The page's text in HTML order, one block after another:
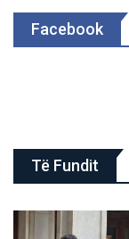
Facebook
Të Fundit